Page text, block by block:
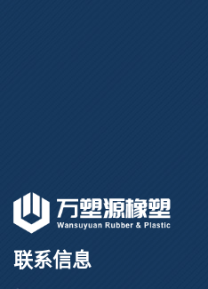
联系信息